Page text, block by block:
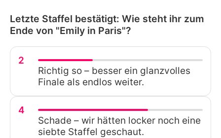
Letzte Staffel bestätigt: Wie steht ihr zum
Ende von "Emily in Paris"?
2
Richtig so – besser ein glanzvolles
Finale als endlos weiter.
4
Schade – wir hätten locker noch eine
siebte Staffel geschaut.